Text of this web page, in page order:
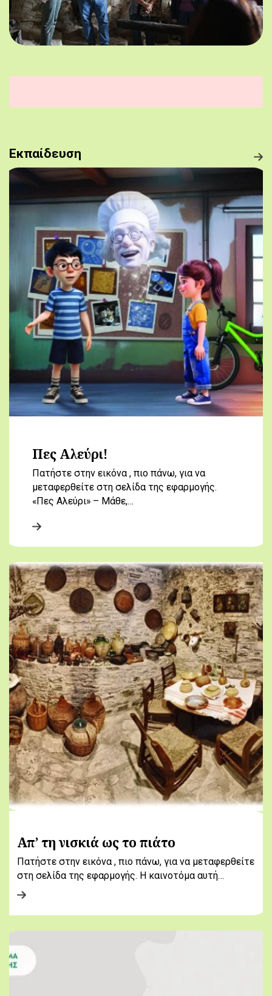
Εκπαίδευση
Πες Αλεύρι!
Πατήστε στην εικόνα , πιο πάνω, για να
μεταφερθείτε στη σελίδα της εφαρμογής.
«Πες Αλεύρι» – Μάθε,…
Απ’ τη νισκιά ως το πιάτο
Πατήστε στην εικόνα , πιο πάνω, για να μεταφερθείτε
στη σελίδα της εφαρμογής. Η καινοτόμα αυτή…